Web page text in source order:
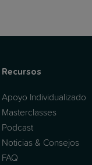
Recursos
Apoyo Individualizado
Masterclasses
Podcast
Noticias & Consejos
FAQ